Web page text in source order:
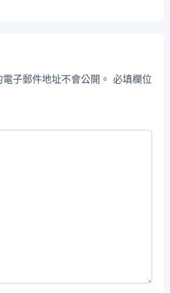
子郵件地址不會公開。 必填欄位